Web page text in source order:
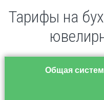
Тарифы на
Общая